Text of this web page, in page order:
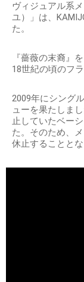
ヴィジュアル系
ユ）」は、
た。
『薔薇の末裔』
18世紀の頃のフ
2009年にシング
ューを果たしま
止していたベー
た。そのため、
休止することとな